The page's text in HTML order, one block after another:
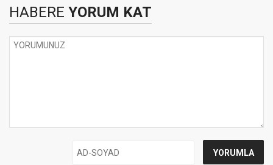
HABERE YORUM KAT